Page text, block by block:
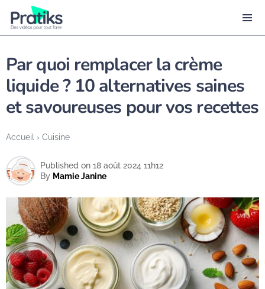
Accueil › Cuisine
Par quoi remplacer la crème
liquide ? 10 alternatives saines
et savoureuses pour vos recettes
By Mamie Janine
Published on 18 août 2024 11h12